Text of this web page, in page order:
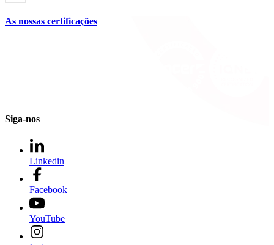
As nossas certificações
Siga-nos
Linkedin
Facebook
YouTube